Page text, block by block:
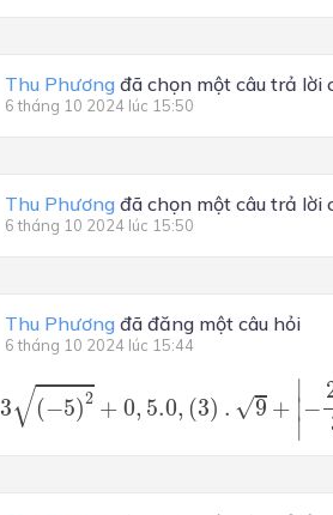
Thu Phương đã chọn một câu trả lời
6 tháng 10 2024 lúc 15:50
Thu Phương đã chọn một câu trả lời
6 tháng 10 2024 lúc 15:50
Thu Phương đã đăng một câu hỏi
6 tháng 10 2024 lúc 15:44
3√(−5)2 + 0, 5.0, (3) . √9 +
∣
∣
∣
−
)2+0,5.0 11 3